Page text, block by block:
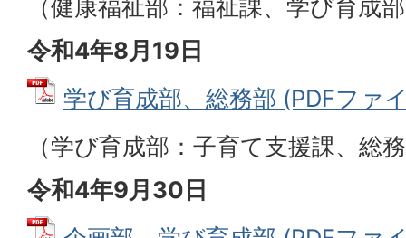
（健康福祉部：福祉課、学び育成
令和4年8月19日
学び育成部、総務部 (PDFファ
（学び育成部：子育て支援課、総
令和4年9月30日